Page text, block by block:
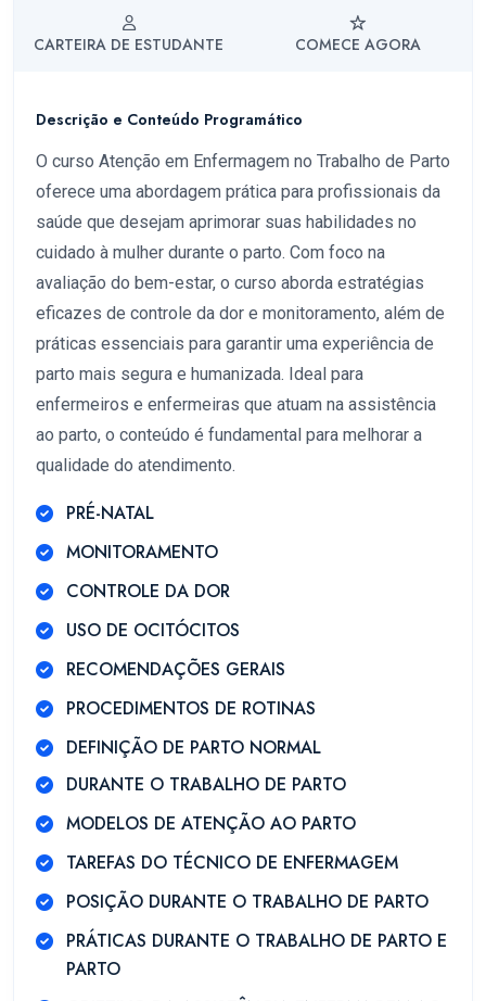
CARTEIRA DE ESTUDANTE COMECE AGORA
Descrição e Conteúdo Programático
O curso Atenção em Enfermagem no Trabalho de Parto
oferece uma abordagem prática para profissionais da
saúde que desejam aprimorar suas habilidades no
cuidado à mulher durante o parto. Com foco na
avaliação do bem-estar, o curso aborda estratégias
eficazes de controle da dor e monitoramento, além de
práticas essenciais para garantir uma experiência de
parto mais segura e humanizada. Ideal para
enfermeiros e enfermeiras que atuam na assistência
ao parto, o conteúdo é fundamental para melhorar a
qualidade do atendimento.
PRÉ-NATAL
MONITORAMENTO
CONTROLE DA DOR
USO DE OCITÓCITOS
RECOMENDAÇÕES GERAIS
PROCEDIMENTOS DE ROTINAS
DEFINIÇÃO DE PARTO NORMAL
DURANTE O TRABALHO DE PARTO
MODELOS DE ATENÇÃO AO PARTO
TAREFAS DO TÉCNICO DE ENFERMAGEM
POSIÇÃO DURANTE O TRABALHO DE PARTO
PRÁTICAS DURANTE O TRABALHO DE PARTO E
PARTO